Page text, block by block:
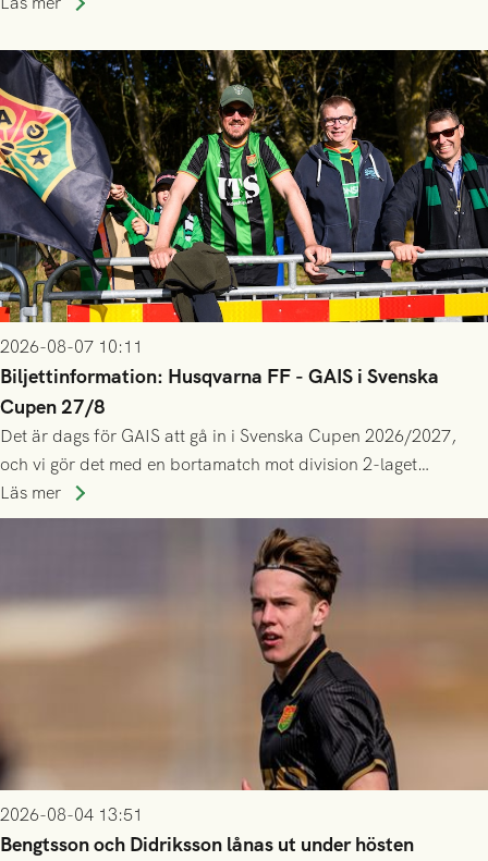
2026-08-07 10:11
Biljettinformation: Husqvarna FF - GAIS i Svenska
Cupen 27/8
Det är dags för GAIS att gå in i Svenska Cupen 2026/2027,
och vi gör det med en bortamatch mot division 2-laget
Husqvarna FF. Häng med och stötta grönsvart på plats!
Läs mer
2026-08-04 13:51
Bengtsson och Didriksson lånas ut under hösten